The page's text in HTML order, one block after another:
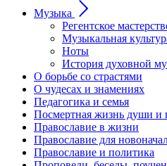
Музыка
Регентское
Музыкальная
Ноты
История духовной
О борьбе со страстями
О чудесах и знамениях
Педагогика и семья
Посмертная жизнь души
Православие в жизни
Православие для
Православие и политика